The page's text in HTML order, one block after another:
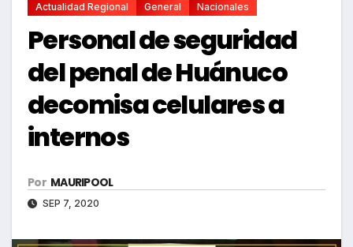
Actualidad Regional General Nacionales
Personal de seguridad
del penal de Huánuco
decomisa celulares a
internos
Por MAURIPOOL
SEP 7, 2020